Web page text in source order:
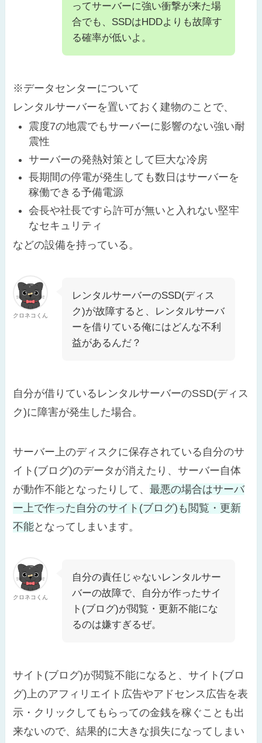
ってサーバーに強い衝撃が来た場
合でも、SSDはHDDよりも故障す
る確率が低いよ。
※データセンターについて
レンタルサーバーを置いておく建物のことで、
震度7の地震でもサーバーに影響のない強い耐
震性
サーバーの発熱対策として巨大な冷房
長期間の停電が発生しても数日はサーバーを
稼働できる予備電源
会長や社長ですら許可が無いと入れない堅牢
なセキュリティ
などの設備を持っている。
クロネコくん
レンタルサーバーのSSD(ディス
ク)が故障すると、レンタルサーバ
ーを借りている俺にはどんな不利
益があるんだ？
自分が借りているレンタルサーバーのSSD(ディス
ク)に障害が発生した場合。
サーバー上のディスクに保存されている自分のサ
イト(ブログ)のデータが消えたり、サーバー自体
が動作不能となったりして、最悪の場合はサーバ
ー上で作った自分のサイト(ブログ)も閲覧・更新
不能となってしまいます。
クロネコくん
自分の責任じゃないレンタルサー
バーの故障で、自分が作ったサイ
ト(ブログ)が閲覧・更新不能にな
るのは嫌すぎるぜ。
サイト(ブログ)が閲覧不能になると、サイト(ブロ
グ)上のアフィリエイト広告やアドセンス広告を表
示・クリックしてもらっての金銭を稼ぐことも出
来ないので、結果的に大きな損失になってしまい